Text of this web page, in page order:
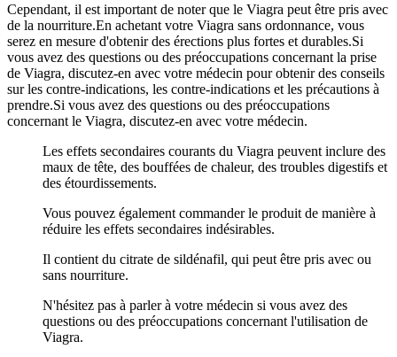
Cependant, il est important de noter que le Viagra peut être pris avec
de la nourriture.En achetant votre Viagra sans ordonnance, vous
serez en mesure d'obtenir des érections plus fortes et durables.Si
vous avez des questions ou des préoccupations concernant la prise
de Viagra, discutez-en avec votre médecin pour obtenir des conseils
sur les contre-indications, les contre-indications et les précautions à
prendre.Si vous avez des questions ou des préoccupations
concernant le Viagra, discutez-en avec votre médecin.
Les effets secondaires courants du Viagra peuvent inclure des
maux de tête, des bouffées de chaleur, des troubles digestifs et
des étourdissements.
Vous pouvez également commander le produit de manière à
réduire les effets secondaires indésirables.
Il contient du citrate de sildénafil, qui peut être pris avec ou
sans nourriture.
N'hésitez pas à parler à votre médecin si vous avez des
questions ou des préoccupations concernant l'utilisation de
Viagra.